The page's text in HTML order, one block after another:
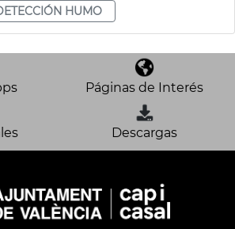
HUMO
Páginas de Interés
Descargas